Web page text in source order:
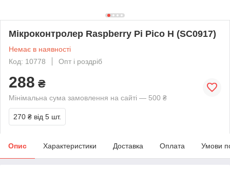
Мікроконтролер Raspberry Pi Pico H (SC0917)
Немає в наявності
Код: 10778
Опт і роздріб
288 ₴
Мінімальна сума замовлення на сайті — 500 ₴
270 ₴ від 5 шт.
Опис Характеристики Доставка Оплата Умови